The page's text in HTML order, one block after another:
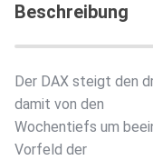
Beschreibung
Der DAX steigt den
damit von den
Wochentiefs um
Vorfeld der